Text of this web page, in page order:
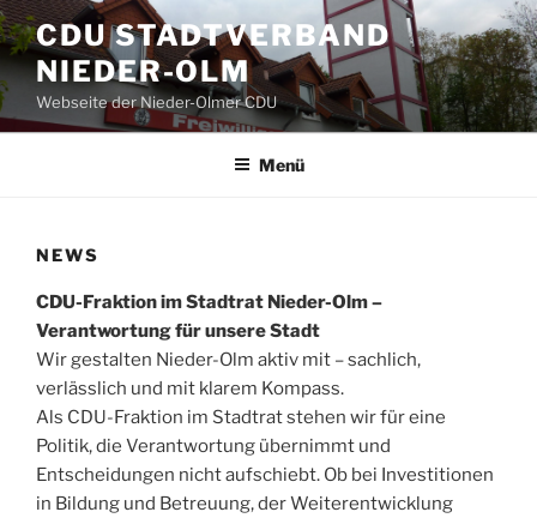
Zum
Inhalt
springen
CDU STADTVERBAND
NIEDER-OLM
Webseite der Nieder-Olmer CDU
Menü
NEWS
CDU-Fraktion im Stadtrat Nieder-Olm –
Verantwortung für unsere Stadt
Wir gestalten Nieder-Olm aktiv mit – sachlich,
verlässlich und mit klarem Kompass.
Als CDU-Fraktion im Stadtrat stehen wir für eine
Politik, die Verantwortung übernimmt und
Entscheidungen nicht aufschiebt. Ob bei Investitionen
in Bildung und Betreuung, der Weiterentwicklung